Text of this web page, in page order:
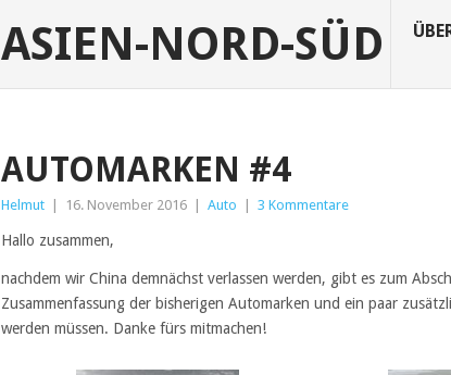
ASIEN-NORD-SÜD
AUTOMARKEN #4
Helmut 16. November 2016 Auto 3 Kommentare
Hallo zusammen,
nachdem wir China demnächst verlassen werden, gibt es zum
Zusammenfassung der bisherigen Automarken und ein paar
werden müssen. Danke fürs mitmachen!